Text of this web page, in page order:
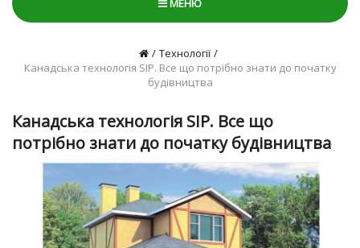
МЕНЮ
Технології
Канадська технологія SIP. Все що потрібно знати до початку
будівництва
Канадська технологія SIP. Все що
потрібно знати до початку будівництва